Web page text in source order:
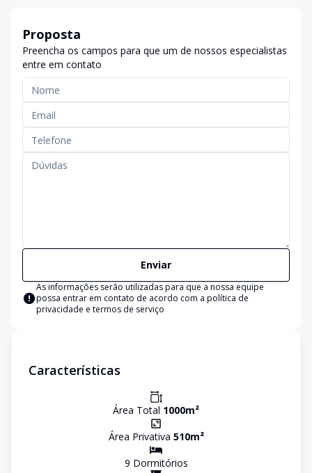
Proposta
Preencha os campos para que um de nossos especialistas
entre em contato
Enviar
As informações serão utilizadas para que a nossa equipe
possa entrar em contato de acordo com a política de
privacidade e termos de serviço
Características
Área Total 1000m²
Área Privativa 510m²
9 Dormitórios